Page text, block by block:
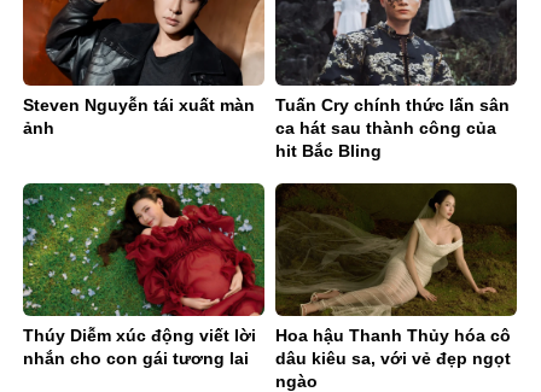
Steven Nguyễn tái xuất màn
ảnh
Tuấn Cry chính thức lấn sân
ca hát sau thành công của
hit Bắc Bling
Thúy Diễm xúc động viết lời
nhắn cho con gái tương lai
Hoa hậu Thanh Thủy hóa cô
dâu kiêu sa, với vẻ đẹp ngọt
ngào